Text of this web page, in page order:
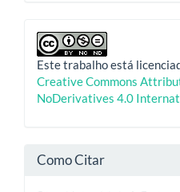
Este trabalho está
Creative Commons
NoDerivatives 4.0
Como Citar